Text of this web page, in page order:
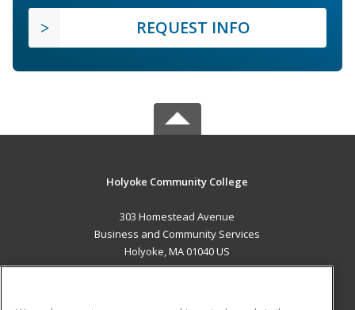
REQUEST INFO
Holyoke Community College
303 Homestead Avenue
Business and Community Services
Holyoke, MA 01040 US